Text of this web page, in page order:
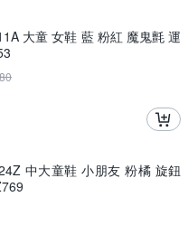
大童 女鞋 藍 粉紅 魔鬼氈 運
中大童鞋 小朋友 粉橘 旋鈕